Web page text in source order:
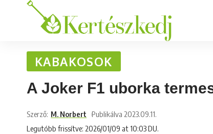
KABAKOSOK
A Joker F1 uborka
Legutóbb frissítve: 2026/01/09 at 10:03 DU.
Szerző: M. Norbert Publikálva 2023.09.11.